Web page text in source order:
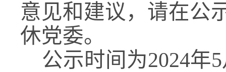
意见和建议，请在公
休党委。
公示时间为2024年